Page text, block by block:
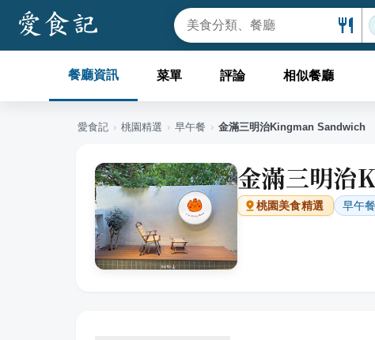
餐廳資訊 菜單 評論 相似餐廳
愛食記 › 桃園精選 › 早午餐 › 金滿三明治Kingman Sandwich
金滿三明
桃園美食精選 早午餐